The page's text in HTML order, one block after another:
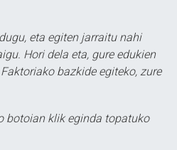
eta egiten jarraitu nahi
Hori dela eta, gure edukien
bazkide egiteko, zure
botoian klik eginda topatuko